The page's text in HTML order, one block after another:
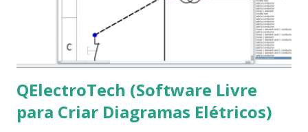
ocorra algum erro ou precisa reinstalar, execute: $ sudo
apt-get install --reinstall ttf-mscorefonts-installer
QElectroTech (Software Livre
para Criar Diagramas Elétricos)